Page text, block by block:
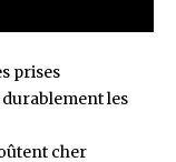
prises
les
cher